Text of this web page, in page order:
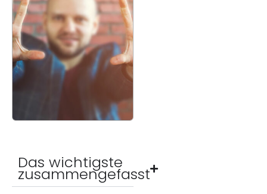
Das wichtigste
zusammengefasst